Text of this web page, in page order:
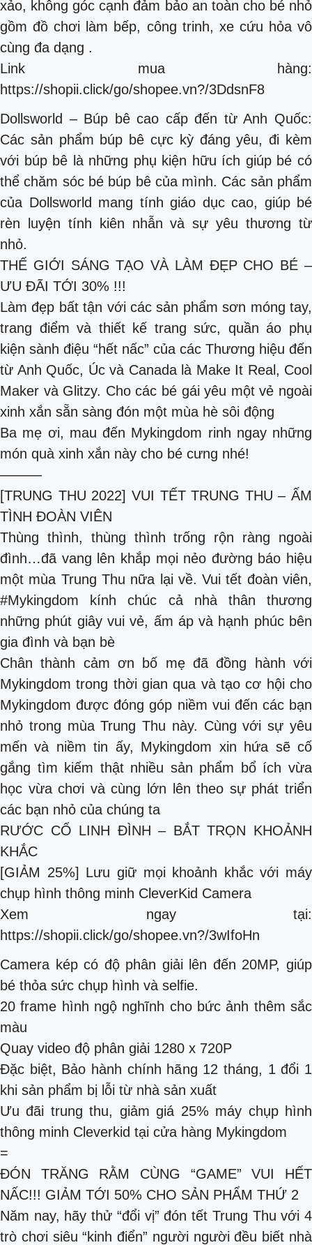
xảo, không góc cạnh đảm bảo an toàn cho bé nhỏ
gồm đồ chơi làm bếp, công trinh, xe cứu hỏa vô
cùng đa dạng .
Link mua hàng:
https://shopii.click/go/shopee.vn?/3DdsnF8
Dollsworld – Búp bê cao cấp đến từ Anh Quốc:
Các sản phẩm búp bê cực kỳ đáng yêu, đi kèm
với búp bê là những phụ kiện hữu ích giúp bé có
thể chăm sóc bé búp bê của mình. Các sản phẩm
của Dollsworld mang tính giáo dục cao, giúp bé
rèn luyện tính kiên nhẫn và sự yêu thương từ
nhỏ.
THẾ GIỚI SÁNG TẠO VÀ LÀM ĐẸP CHO BÉ –
ƯU ĐÃI TỚI 30% !!!
Làm đẹp bất tận với các sản phẩm sơn móng tay,
trang điểm và thiết kế trang sức, quần áo phụ
kiện sành điệu “hết nấc” của các Thương hiệu đến
từ Anh Quốc, Úc và Canada là Make It Real, Cool
Maker và Glitzy. Cho các bé gái yêu một vẻ ngoài
xinh xắn sẵn sàng đón một mùa hè sôi động
Ba mẹ ơi, mau đến Mykingdom rinh ngay những
món quà xinh xắn này cho bé cưng nhé!
———
[TRUNG THU 2022] VUI TẾT TRUNG THU – ẤM
TÌNH ĐOÀN VIÊN
Thùng thình, thùng thình trống rộn ràng ngoài
đình…đã vang lên khắp mọi nẻo đường báo hiệu
một mùa Trung Thu nữa lại về. Vui tết đoàn viên,
#Mykingdom kính chúc cả nhà thân thương
những phút giây vui vẻ, ấm áp và hạnh phúc bên
gia đình và bạn bè
Chân thành cảm ơn bố mẹ đã đồng hành với
Mykingdom trong thời gian qua và tạo cơ hội cho
Mykingdom được đóng góp niềm vui đến các bạn
nhỏ trong mùa Trung Thu này. Cùng với sự yêu
mến và niềm tin ấy, Mykingdom xin hứa sẽ cố
gắng tìm kiếm thật nhiều sản phẩm bổ ích vừa
học vừa chơi và cùng lớn lên theo sự phát triển
các bạn nhỏ của chúng ta
RƯỚC CỔ LINH ĐÌNH – BẮT TRỌN KHOẢNH
KHẮC
[GIẢM 25%] Lưu giữ mọi khoảnh khắc với máy
chụp hình thông minh CleverKid Camera
Xem ngay tại:
https://shopii.click/go/shopee.vn?/3wIfoHn
Camera kép có độ phân giải lên đến 20MP, giúp
bé thỏa sức chụp hình và selfie.
20 frame hình ngộ nghĩnh cho bức ảnh thêm sắc
màu
Quay video độ phân giải 1280 x 720P
Đặc biệt, Bảo hành chính hãng 12 tháng, 1 đổi 1
khi sản phẩm bị lỗi từ nhà sản xuất
Ưu đãi trung thu, giảm giá 25% máy chụp hình
thông minh Cleverkid tại cửa hàng Mykingdom
=
ĐÓN TRĂNG RẰM CÙNG “GAME” VUI HẾT
NẤC!!! GIẢM TỚI 50% CHO SẢN PHẨM THỨ 2
Năm nay, hãy thử “đổi vị” đón tết Trung Thu với 4
trò chơi siêu “kinh điển” người người đều biết nhà